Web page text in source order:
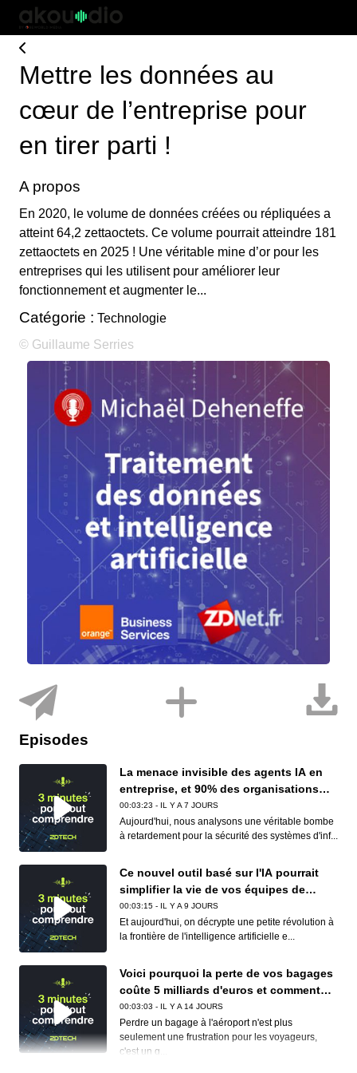
Mettre les données au
cœur de l’entreprise pour
en tirer parti !
A propos
En 2020, le volume de données créées ou répliquées a
atteint 64,2 zettaoctets. Ce volume pourrait atteindre 181
zettaoctets en 2025 ! Une véritable mine d’or pour les
entreprises qui les utilisent pour améliorer leur
fonctionnement et augmenter le...
Catégorie : Technologie
© Guillaume Serries
Episodes
La menace invisible des agents IA en
entreprise, et 90% des organisations
sont concernées
00:03:23 - IL Y A 7 JOURS
Aujourd'hui, nous analysons une véritable bombe
à retardement pour la sécurité des systèmes d'inf...
Ce nouvel outil basé sur l'IA pourrait
simplifier la vie de vos équipes de
conformité (et de vos développeurs)
00:03:15 - IL Y A 9 JOURS
Et aujourd'hui, on décrypte une petite révolution à
la frontière de l'intelligence artificielle e...
Voici pourquoi la perte de vos bagages
coûte 5 milliards d'euros et comment
Apple et Google réduisent déjà ce
cauchemar logistique
00:03:03 - IL Y A 14 JOURS
Perdre un bagage à l'aéroport n'est plus
seulement une frustration pour les voyageurs,
c'est un g...